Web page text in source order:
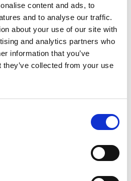
content and ads, to
and to analyse our traffic.
about your use of our site with
and analytics partners who
information that you’ve
collected from your use
szkle, ceramice i metalu. Może
powierzchni przed malowaniem i
można kontynuować pracę lub
wkrótce po aplikacji